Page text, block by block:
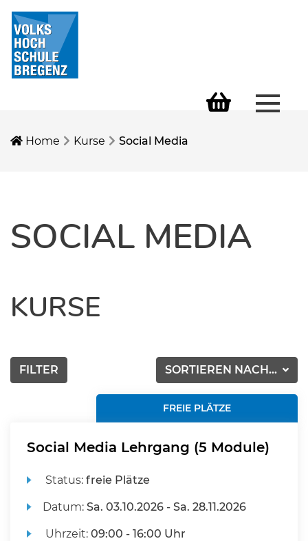
Home Kurse Social Media
SOCIAL MEDIA
KURSE
SORTIEREN NACH...
FILTER
FREIE PLÄTZE
Social Media Lehrgang (5 Module)
Status:freie Plätze
Datum:Sa. 03.10.2026 -Sa. 28.11.2026
Uhrzeit:09:00 - 16:00 Uhr